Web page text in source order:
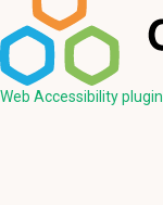
Web Accessibility plugin